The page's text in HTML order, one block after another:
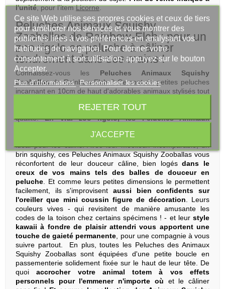
l'unité, pour l'itemLicorne.
Peluches Animaux Squishy
Zooballas de Rainbow-Elch : pour un
zoo rigolo en peluche à câliner
tendrement dans ses mains !
Connaissez-vous les Peluches Animaux Squishy
Zooballasde Rainbow-Elch ? Ce sont de petites peluches
incarnant en 10cm de haut d'adorables animaux stylisés tout
mignon et au toucher ultradoux par leur velours de grande
qualité.En vrai zoo rigolo, les Peluches Animaux
doux brodés et sont chacun un partenaire
idéal pour les câlins. Avec leur moelleux incomparable, un
brin squishy, ces Peluches Animaux Squishy Zooballas vous
réconfortent de leur douceur câline, bien logésdans le
creux de vos mains tels des balles de douceur en
peluche. Et comme leurs petites dimensions le permettent
facilement, ils s'improvisent aussi bien confidents sur
l'oreiller que mini coussin figure de décoration. Leurs
couleurs vives - qui revisitent de manière amusante les
codes de la toison chez certains spécimens ! - et leur style
kawaii à fondre de plaisir attendri vous apportent une
touche de gaieté permanente, pour une compagnie à vous
suivre partout. En plus, toutes les Peluches des Animaux
Squishy Zooballas sont équipées d'une petite boucle en
passementerie solidement fixée sur le haut de leur tête. De
quoiaccrocher votre animal totem à vos effets
personnels pour l'emmener n'importe où et le câliner
Ce site Web utilise ses propres cookies et ceux de tiers
pour améliorer nos services et vous montrer des
publicités liées à vos préférences en analysant vos
habitudes de navigation. Pour donner votre
consentement à son utilisation, appuyez sur le bouton
Accepter.
Plus d'informations Personnaliser les cookies
REJETER TOUT
J'ACCEPTE